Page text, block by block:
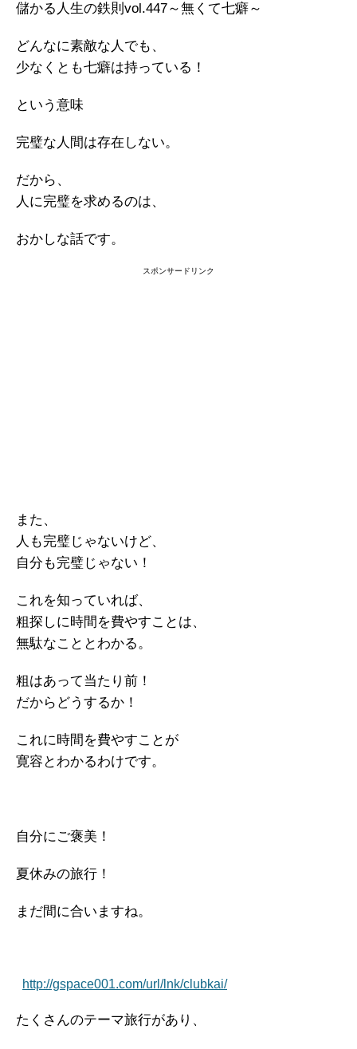
儲かる人生の鉄則vol.447～無くて七癖～
どんなに素敵な人でも、
少なくとも七癖は持っている！
という意味
完璧な人間は存在しない。
だから、
人に完璧を求めるのは、
おかしな話です。
スポンサードリンク
また、
人も完璧じゃないけど、
自分も完璧じゃない！
これを知っていれば、
粗探しに時間を費やすことは、
無駄なこととわかる。
粗はあって当たり前！
だからどうするか！
これに時間を費やすことが
寛容とわかるわけです。
自分にご褒美！
夏休みの旅行！
まだ間に合いますね。
http://gspace001.com/url/lnk/clubkai/
たくさんのテーマ旅行があり、